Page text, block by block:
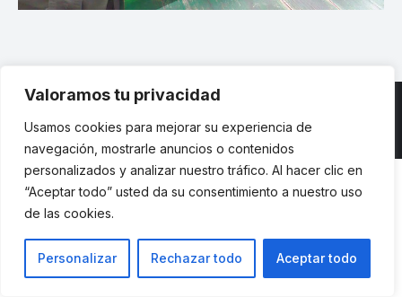
Valoramos tu privacidad
Usamos cookies para mejorar su experiencia de
navegación, mostrarle anuncios o contenidos
personalizados y analizar nuestro tráfico. Al hacer clic en
“Aceptar todo” usted da su consentimiento a nuestro uso
de las cookies.
Personalizar Rechazar todo Aceptar todo
© ETSII UPM - una web de believe